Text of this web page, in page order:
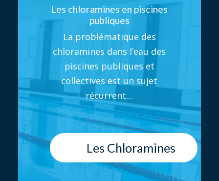
Les chloramines en piscines
publiques
La problématique des
chloramines dans l’eau des
piscines publiques et
collectives est un sujet
récurrent…
Les Chloramines